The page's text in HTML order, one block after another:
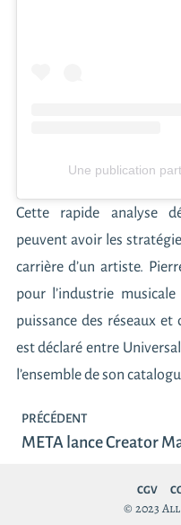
Une publication
Cette rapide analyse
peuvent avoir les
carrière d’un artiste.
pour l’industrie
puissance des réseaux
est déclaré entre
l’ensemble de son
PRÉCÉDENT
CGV
© 2023